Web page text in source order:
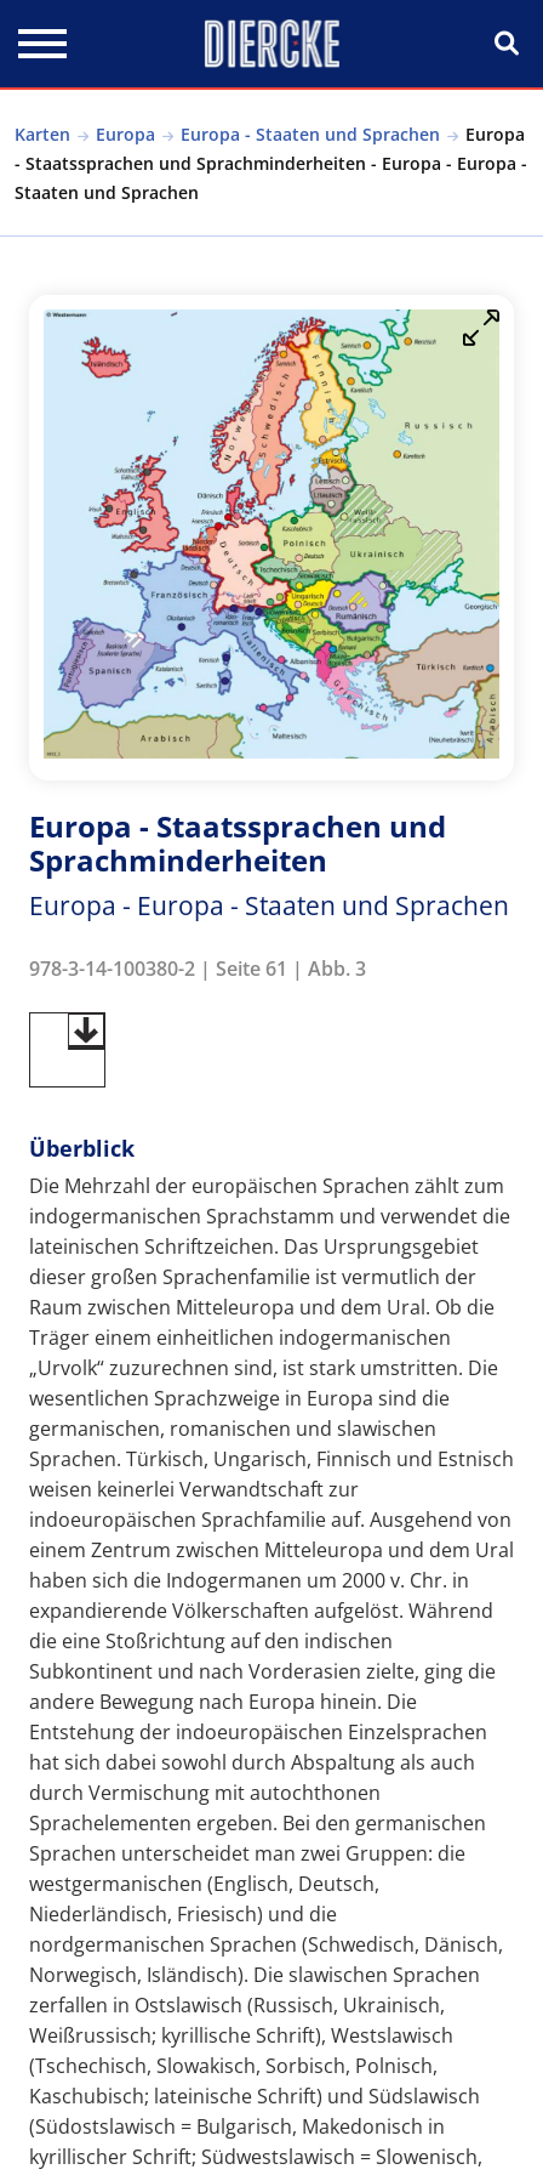
Karten Europa Europa - Staaten und Sprachen
Europa
- Staatssprachen und Sprachminderheiten - Europa - Europa -
Staaten und Sprachen
Europa - Staatssprachen und
Sprachminderheiten
Europa - Europa - Staaten und Sprachen
978-3-14-100380-2 | Seite 61 | Abb. 3
Überblick
Die Mehrzahl der europäischen Sprachen zählt zum
indogermanischen Sprachstamm und verwendet die
lateinischen Schriftzeichen. Das Ursprungsgebiet
dieser großen Sprachenfamilie ist vermutlich der
Raum zwischen Mitteleuropa und dem Ural. Ob die
Träger einem einheitlichen indogermanischen
„Urvolk“ zuzurechnen sind, ist stark umstritten. Die
wesentlichen Sprachzweige in Europa sind die
germanischen, romanischen und slawischen
Sprachen. Türkisch, Ungarisch, Finnisch und Estnisch
weisen keinerlei Verwandtschaft zur
indoeuropäischen Sprachfamilie auf. Ausgehend von
einem Zentrum zwischen Mitteleuropa und dem Ural
haben sich die Indogermanen um 2000 v. Chr. in
expandierende Völkerschaften aufgelöst. Während
die eine Stoßrichtung auf den indischen
Subkontinent und nach Vorderasien zielte, ging die
andere Bewegung nach Europa hinein. Die
Entstehung der indoeuropäischen Einzelsprachen
hat sich dabei sowohl durch Abspaltung als auch
durch Vermischung mit autochthonen
Sprachelementen ergeben. Bei den germanischen
Sprachen unterscheidet man zwei Gruppen: die
westgermanischen (Englisch, Deutsch,
Niederländisch, Friesisch) und die
nordgermanischen Sprachen (Schwedisch, Dänisch,
Norwegisch, Isländisch). Die slawischen Sprachen
zerfallen in Ostslawisch (Russisch, Ukrainisch,
Weißrussisch; kyrillische Schrift), Westslawisch
(Tschechisch, Slowakisch, Sorbisch, Polnisch,
Kaschubisch; lateinische Schrift) und Südslawisch
(Südostslawisch = Bulgarisch, Makedonisch in
kyrillischer Schrift; Südwestslawisch = Slowenisch,